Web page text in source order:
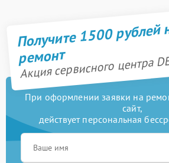
Получите 1500 рублей
ремонт
Акция сервисного центра
При оформлении заявки на
сайт,
действует персональная